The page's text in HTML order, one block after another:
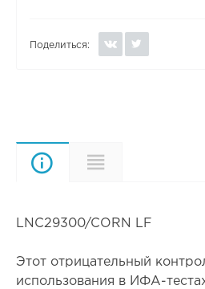
Поделиться:
Описание
LNC29300/CORN LF
Этот отрицательный
использования в ИФА-